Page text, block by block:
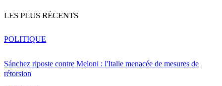
LES PLUS RÉCENTS
Sánchez riposte contre Meloni : l'Italie menacée de mesures de
rétorsion
POLITIQUE